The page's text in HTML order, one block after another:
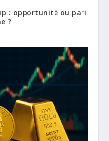
: opportunité ou pari
?